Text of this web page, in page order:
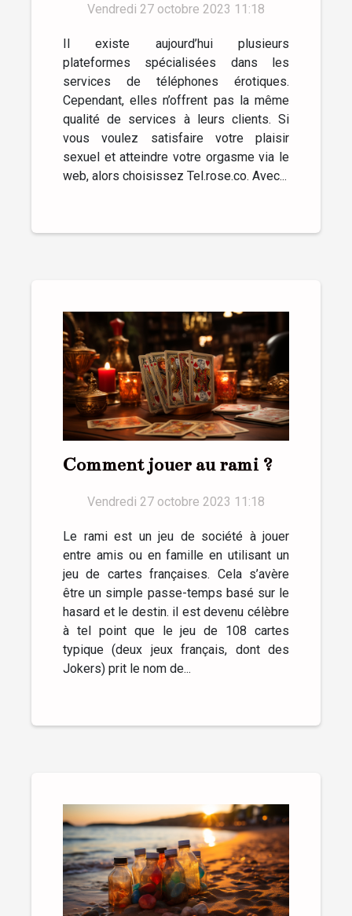
Vendredi 27 octobre 2023 11:18
Il existe aujourd’hui plusieurs
plateformes spécialisées dans les
services de téléphones érotiques.
Cependant, elles n’offrent pas la même
qualité de services à leurs clients. Si
vous voulez satisfaire votre plaisir
sexuel et atteindre votre orgasme via le
web, alors choisissez Tel.rose.co. Avec...
Comment jouer au rami ?
Vendredi 27 octobre 2023 11:18
Le rami est un jeu de société à jouer
entre amis ou en famille en utilisant un
jeu de cartes françaises. Cela s’avère
être un simple passe-temps basé sur le
hasard et le destin. il est devenu célèbre
à tel point que le jeu de 108 cartes
typique (deux jeux français, dont des
Jokers) prit le nom de...